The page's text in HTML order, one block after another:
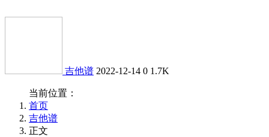
吉他谱 2022-12-14 0 1.7K
当前位置：
首页
吉他谱
正文